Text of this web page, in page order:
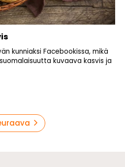
kunniaksi Facebookissa, mikä
kuvaava kasvis ja